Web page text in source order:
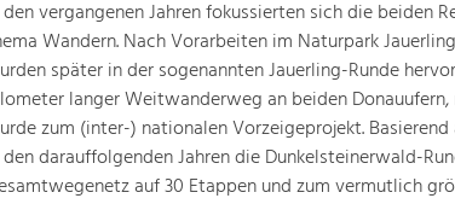
vergangenen Jahren fokussierten sich die beiden
Wandern. Nach Vorarbeiten im Naturpark
später in der sogenannten Jauerling-Runde
langer Weitwanderweg an beiden
zum (inter-) nationalen Vorzeigeprojekt.
darauffolgenden Jahren die Dunkelsteinerwald-
auf 30 Etappen und zum vermutlich